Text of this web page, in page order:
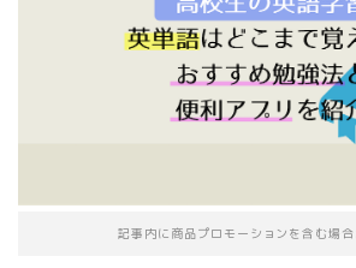
記事内に商品プロモーションを含む場